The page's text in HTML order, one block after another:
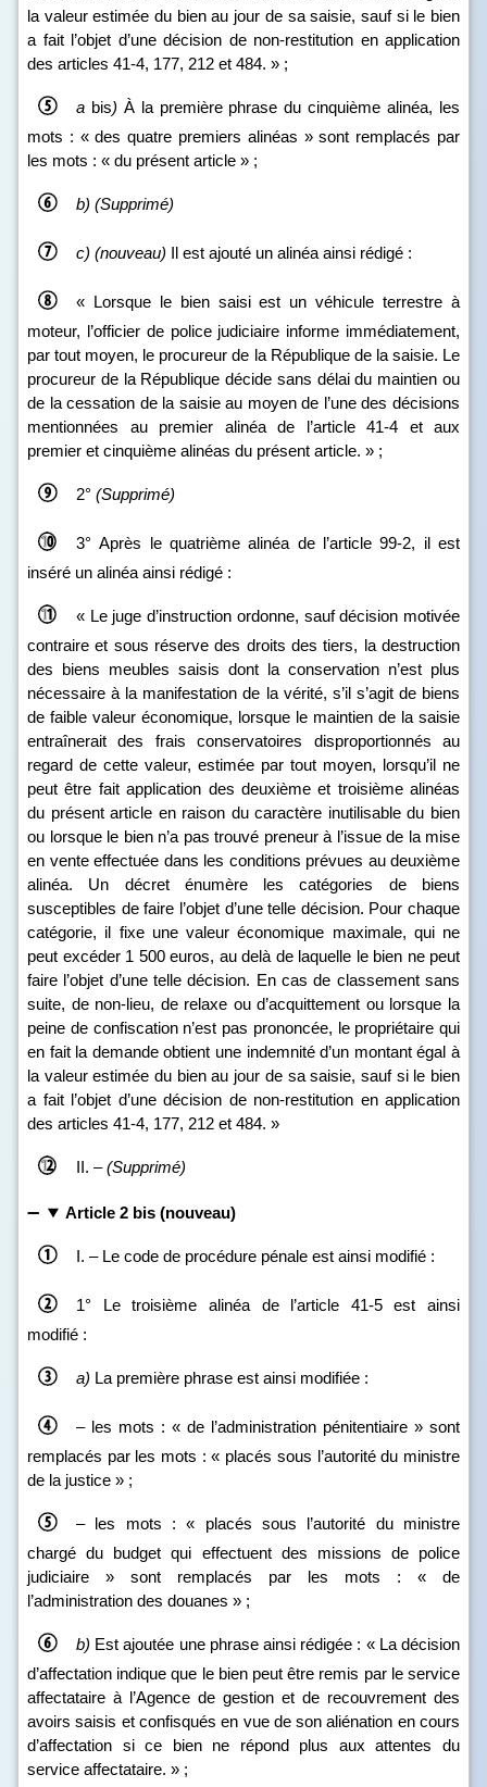
la valeur estimée du bien au jour de sa saisie, sauf si le bien
a fait l’objet d’une décision de non‑restitution en application
des articles 41‑4, 177, 212 et 484. » ;
a bis) À la première phrase du cinquième alinéa, les
mots : « des quatre premiers alinéas » sont remplacés par
les mots : « du présent article » ;
b) (Supprimé)
c) (nouveau) Il est ajouté un alinéa ainsi rédigé :
« Lorsque le bien saisi est un véhicule terrestre à
moteur, l’officier de police judiciaire informe immédiatement,
par tout moyen, le procureur de la République de la saisie. Le
procureur de la République décide sans délai du maintien ou
de la cessation de la saisie au moyen de l’une des décisions
mentionnées au premier alinéa de l’article 41‑4 et aux
premier et cinquième alinéas du présent article. » ;
2° (Supprimé)
3° Après le quatrième alinéa de l’article 99‑2, il est
inséré un alinéa ainsi rédigé :
« Le juge d’instruction ordonne, sauf décision motivée
contraire et sous réserve des droits des tiers, la destruction
des biens meubles saisis dont la conservation n’est plus
nécessaire à la manifestation de la vérité, s’il s’agit de biens
de faible valeur économique, lorsque le maintien de la saisie
entraînerait des frais conservatoires disproportionnés au
regard de cette valeur, estimée par tout moyen, lorsqu’il ne
peut être fait application des deuxième et troisième alinéas
du présent article en raison du caractère inutilisable du bien
ou lorsque le bien n’a pas trouvé preneur à l’issue de la mise
en vente effectuée dans les conditions prévues au deuxième
alinéa. Un décret énumère les catégories de biens
susceptibles de faire l’objet d’une telle décision. Pour chaque
catégorie, il fixe une valeur économique maximale, qui ne
peut excéder 1 500 euros, au delà de laquelle le bien ne peut
faire l’objet d’une telle décision. En cas de classement sans
suite, de non‑lieu, de relaxe ou d’acquittement ou lorsque la
peine de confiscation n’est pas prononcée, le propriétaire qui
en fait la demande obtient une indemnité d’un montant égal à
la valeur estimée du bien au jour de sa saisie, sauf si le bien
a fait l’objet d’une décision de non‑restitution en application
des articles 41‑4, 177, 212 et 484. »
II. –(Supprimé)
Article 2 bis (nouveau)
I. – Le code de procédure pénale est ainsi modifié :
1° Le troisième alinéa de l’article 41‑5 est ainsi
modifié :
a) La première phrase est ainsi modifiée :
– les mots : « de l’administration pénitentiaire » sont
remplacés par les mots : « placés sous l’autorité du ministre
de la justice » ;
– les mots : « placés sous l’autorité du ministre
chargé du budget qui effectuent des missions de police
judiciaire » sont remplacés par les mots : « de
l’administration des douanes » ;
b) Est ajoutée une phrase ainsi rédigée : « La décision
d’affectation indique que le bien peut être remis par le service
affectataire à l’Agence de gestion et de recouvrement des
avoirs saisis et confisqués en vue de son aliénation en cours
d’affectation si ce bien ne répond plus aux attentes du
service affectataire. » ;